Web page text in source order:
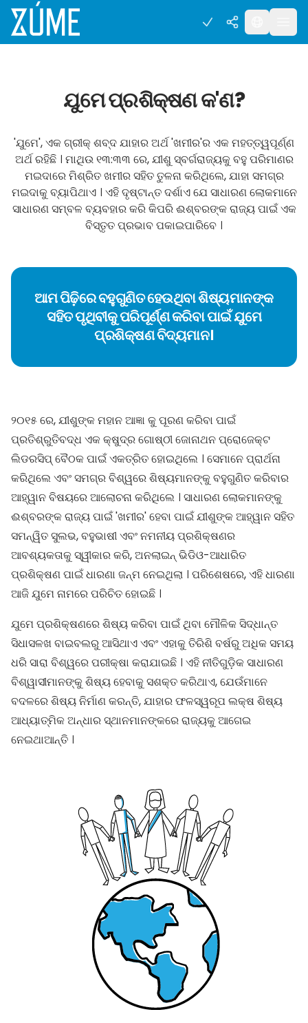
ଯୁମେ ପ୍ରଶିକ୍ଷଣ କ'ଣ?
'ଯୁମେ', ଏକ ଗ୍ରୀକ୍ ଶବ୍ଦ ଯାହାର ଅର୍ଥ 'ଖମୀର'ର ଏକ ମହତ୍ତ୍ୱପୂର୍ଣ୍ଣ
ଅର୍ଥ ରହିଛି । ମାଥିଉ ୧୩:୩୩ ରେ, ଯୀଶୁ ସ୍ବର୍ଗରାଜ୍ୟକୁ ବହୁ ପରିମାଣର
ମଇଦାରେ ମିଶ୍ରିତ ଖମୀର ସହିତ ତୁଳନା କରିଥିଲେ, ଯାହା ସମଗ୍ର
ମଇଦାକୁ ବ୍ୟାପିଥାଏ । ଏହି ଦୃଷ୍ଟାନ୍ତ ଦର୍ଶାଏ ଯେ ସାଧାରଣ ଲୋକମାନେ
ସାଧାରଣ ସମ୍ବଳ ବ୍ୟବହାର କରି କିପରି ଈଶ୍ବରଙ୍କ ରାଜ୍ୟ ପାଇଁ ଏକ
ବିସ୍ତୃତ ପ୍ରଭାବ ପକାଇପାରିବେ ।
ଆମ ପିଢ଼ିରେ ବହୁଗୁଣିତ ହେଉଥିବା ଶିଷ୍ୟମାନଙ୍କ
ସହିତ ପୃଥିବୀକୁ ପରିପୂର୍ଣ୍ଣ କରିବା ପାଇଁ ଯୁମେ
ପ୍ରଶିକ୍ଷଣ ବିଦ୍ୟମାନ।
୨୦୧୫ ରେ, ଯୀଶୁଙ୍କ ମହାନ ଆଜ୍ଞା କୁ ପୂରଣ କରିବା ପାଇଁ
ପ୍ରତିଶ୍ରୁତିବଦ୍ଧ ଏକ କ୍ଷୁଦ୍ର ଗୋଷ୍ଠୀ ଜୋନାଥନ ପ୍ରୋଜେକ୍ଟ
ଲିଡରସିପ୍ ବୈଠକ ପାଇଁ ଏକତ୍ରିତ ହୋଇଥିଲେ । ସେମାନେ ପ୍ରାର୍ଥନା
କରିଥିଲେ ଏବଂ ସମଗ୍ର ବିଶ୍ୱରେ ଶିଷ୍ୟମାନଙ୍କୁ ବହୁଗୁଣିତ କରିବାର
ଆହ୍ୱାନ ବିଷୟରେ ଆଲୋଚନା କରିଥିଲେ । ସାଧାରଣ ଲୋକମାନଙ୍କୁ
ଈଶ୍ବରଙ୍କ ରାଜ୍ୟ ପାଇଁ 'ଖମୀର' ହେବା ପାଇଁ ଯୀଶୁଙ୍କ ଆହ୍ୱାନ ସହିତ
ସମନ୍ୱିତ ସୁଲଭ, ବହୁଭାଷୀ ଏବଂ ନମନୀୟ ପ୍ରଶିକ୍ଷଣର
ଆବଶ୍ୟକତାକୁ ସ୍ୱୀକାର କରି, ଅନଲାଇନ୍ ଭିଡିଓ-ଆଧାରିତ
ପ୍ରଶିକ୍ଷଣ ପାଇଁ ଧାରଣା ଜନ୍ମ ନେଇଥିଲା । ପରିଶେଷରେ, ଏହି ଧାରଣା
ଆଜି ଯୁମେ ନାମରେ ପରିଚିତ ହୋଇଛି ।
ଯୁମେ ପ୍ରଶିକ୍ଷଣରେ ଶିଷ୍ୟ କରିବା ପାଇଁ ଥିବା ମୌଳିକ ସିଦ୍ଧାନ୍ତ
ସିଧାସଳଖ ବାଇବଲରୁ ଆସିଥାଏ ଏବଂ ଏହାକୁ ତିରିଶି ବର୍ଷରୁ ଅଧିକ ସମୟ
ଧରି ସାରା ବିଶ୍ୱରେ ପରୀକ୍ଷା କରାଯାଇଛି । ଏହି ନୀତିଗୁଡ଼ିକ ସାଧାରଣ
ବିଶ୍ୱାସୀମାନଙ୍କୁ ଶିଷ୍ୟ ହେବାକୁ ସଶକ୍ତ କରିଥାଏ, ଯେଉଁମାନେ
ବଦଳରେ ଶିଷ୍ୟ ନିର୍ମାଣ କରନ୍ତି, ଯାହାର ଫଳସ୍ୱରୂପ ଲକ୍ଷ ଶିଷ୍ୟ
ଆଧ୍ୟାତ୍ମିକ ଅନ୍ଧାର ସ୍ଥାନମାନଙ୍କରେ ରାଜ୍ୟକୁ ଆଗେଇ
ନେଇଥାଆନ୍ତି ।